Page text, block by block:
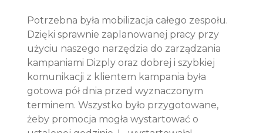
Potrzebna była mobilizacja całego zespołu.
Dzięki sprawnie zaplanowanej pracy przy
użyciu naszego narzędzia do zarządzania
kampaniami Dizply oraz dobrej i szybkiej
komunikacji z klientem kampania była
gotowa pół dnia przed wyznaczonym
terminem. Wszystko było przygotowane,
żeby promocja mogła wystartować o